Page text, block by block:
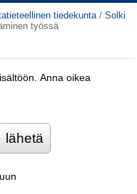
tiedekunta / Solki
työssä
Anna oikea